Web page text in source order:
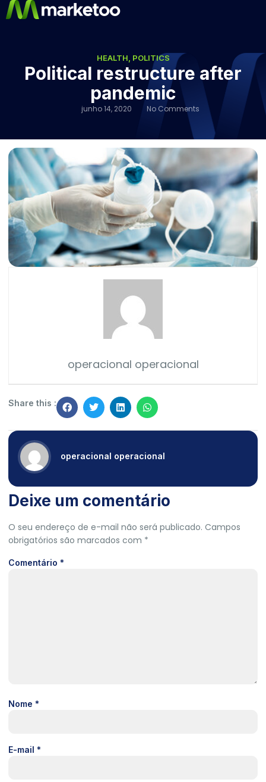
HEALTH POLITICS
Political restructure after
pandemic
junho 14, 2020 No Comments
operacional operacional
Share this :
operacional operacional
Deixe um comentário
O seu endereço de e-mail não será publicado. Campos
obrigatórios são marcados com *
Comentário *
Nome *
E-mail *